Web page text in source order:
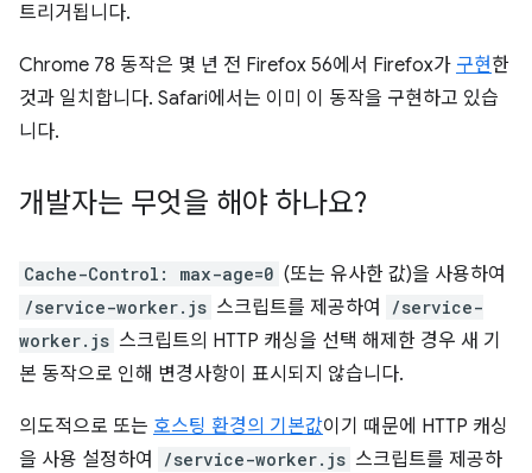
트리거됩니다.
Chrome 78 동작은 몇 년 전 Firefox 56에서 Firefox가 구현한
것과 일치합니다. Safari에서는 이미 이 동작을 구현하고 있습
니다.
개발자는 무엇을 해야 하나요?
Cache-Control: max-age=0 (또는 유사한 값)을 사용하여
/service-worker.js 스크립트를 제공하여
/service-
worker.js 스크립트의 HTTP 캐싱을 선택 해제한 경우 새 기
본 동작으로 인해 변경사항이 표시되지 않습니다.
의도적으로 또는 호스팅 환경의 기본값이기 때문에 HTTP 캐싱
을 사용 설정하여
/service-worker.js 스크립트를 제공하